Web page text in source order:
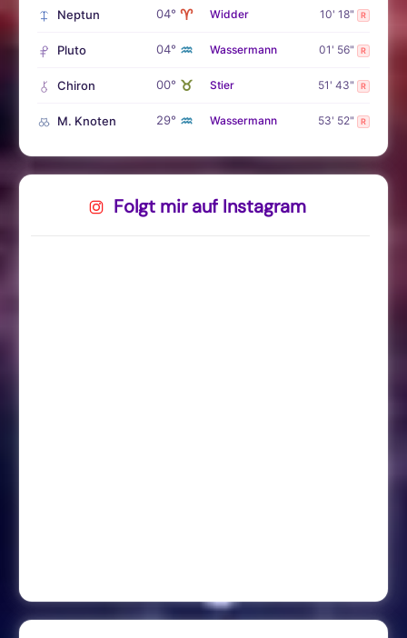
Neptun 04° ♈ Widder 10' 18" R
Pluto 04° ♒ Wassermann 01' 56" R
Chiron 00° ♉ Stier 51' 43" R
M. Knoten 29° ♒ Wassermann 53' 52" R
Folgt mir auf Instagram